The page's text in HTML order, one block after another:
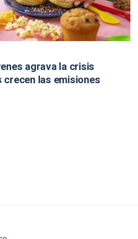
agrava la crisis
las emisiones